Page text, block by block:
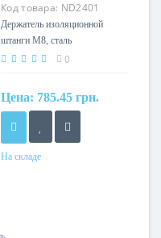
Код товара: ND2401
Держатель изоляционной
штанги M8, сталь
оцинкованная, ND2401, ДКС
0
Цена: 785.45 грн.
На складе